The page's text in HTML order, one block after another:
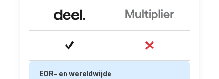
EOR- en wereldwijde